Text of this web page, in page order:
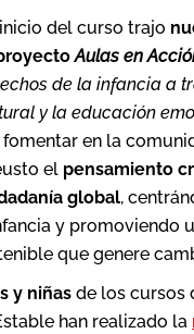
del curso trajo
Aulas en
de la infancia a
y la educación
en la
el pensamiento
global,
y promoviendo
que genere
y niñas de los cursos
han realizado la